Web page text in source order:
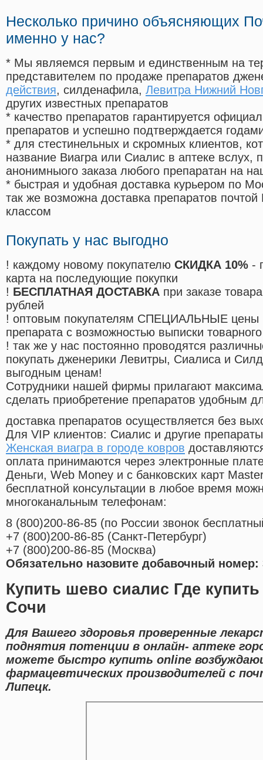
Несколько причино объясняющих
именно у нас?
* Мы являемся первым и единственным на
представителем по продаже препаратов
действия, силденафила, Левитра Нижний
других известных препаратов
* качество препаратов гарантируется
препаратов и успешно подтверждается
* для стестинельных и скромных клиентов,
название Виагра или Сиалис в аптеке вслух,
анонимныого заказа любого препаратан на
* быстрая и удобная доставка курьером по
так же возможна доставка препаратов
классом
Покупать у нас выгодно
! каждому новому покупателю СКИДКА 10% -
карта на последующие покупки
! БЕСПЛАТНАЯ ДОСТАВКА при заказе
рублей
! оптовым покупателям СПЕЦИАЛЬНЫЕ цены
препарата с возможностью выписки
! так же у нас постоянно проводятся
покупать дженерики Левитры, Сиалиса и
выгодным ценам!
Cотрудники нашей фирмы прилагают
сделать приобретение препаратов удобным
доставка препаратов осуществляется без
Для VIP клиентов: Сиалис и другие
Женская виагра в городе ковров
оплата принимаются через электронные
Деньги, Web Money и с банковских карт
бесплатной консультации в любое время
многоканальным телефонам:
8 (800)200-86-85 (по России звонок
+7 (800)200-86-85 (Санкт-Петербург)
+7 (800)200-86-85 (Москва)
Обязательно назовите добавочный номер:
Купить шево сиалис Где
Сочи
Для Вашего здоровья проверенные
поднятия потенции в онлайн- аптеке
можете быстро купить online
фармацевтических производителей с
Липецк.